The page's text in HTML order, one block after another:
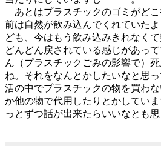
あとはプラスチックのゴミがど
前は自然が飲み込んでくれていた
ども、今はもう飲み込みきれなく
どんどん戻されている感じがあっ
ん（プラスチックごみの影響で）
ね。それをなんとかしたいなと思
活の中でプラスチックの物を買わ
か他の物で代用したりとかしてい
っとずつ話が出来たらいいなとも思